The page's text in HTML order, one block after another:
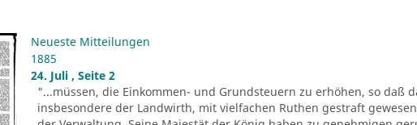
Neueste Mitteilungen
1885
24. Juli , Seite 2
"...müssen, die Einkommen- und Grundsteuern zu erhöhen, so daß
insbesondere der Landwirth, mit vielfachen Ruthen gestraft